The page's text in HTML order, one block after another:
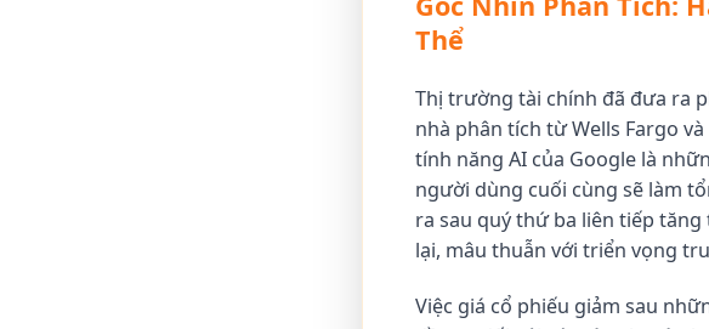
Thể
Thị trường tài chính đã đưa ra
nhà phân tích từ Wells Fargo
tính năng AI của Google là
người dùng cuối cùng sẽ làm
ra sau quý thứ ba liên tiếp
lại, mâu thuẫn với triển vọng
Việc giá cổ phiếu giảm sau